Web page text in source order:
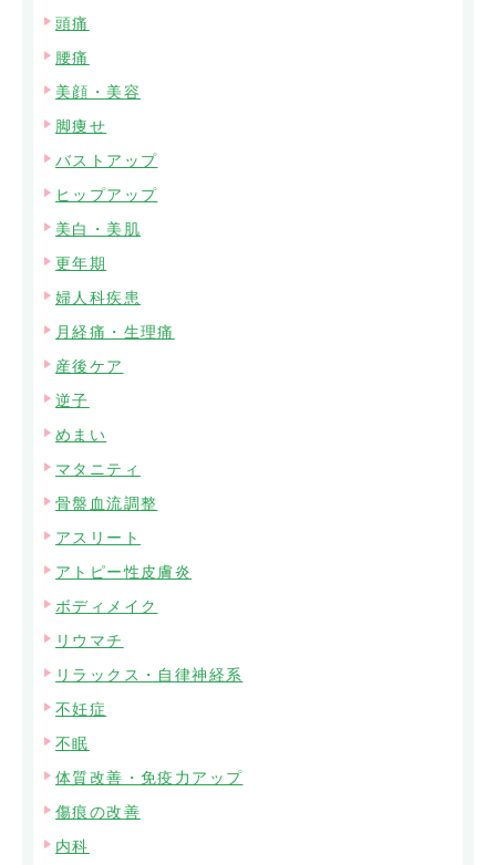
頭痛
腰痛
美顔・美容
脚痩せ
バストアップ
ヒップアップ
美白・美肌
更年期
婦人科疾患
月経痛・生理痛
産後ケア
逆子
めまい
マタニティ
骨盤血流調整
アスリート
アトピー性皮膚炎
ボディメイク
リウマチ
リラックス・自律神経系
不妊症
不眠
体質改善・免疫力アップ
傷痕の改善
内科